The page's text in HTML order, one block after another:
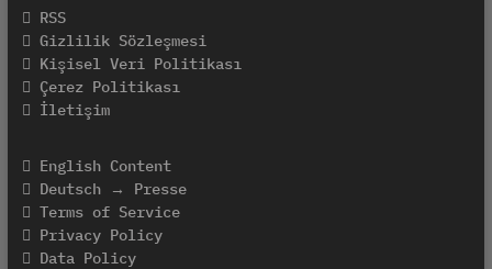
RSS
Gizlilik Sözleşmesi
Kişisel Veri Politikası
Çerez Politikası
İletişim
English Content
Deutsch → Presse
Terms of Service
Privacy Policy
Data Policy